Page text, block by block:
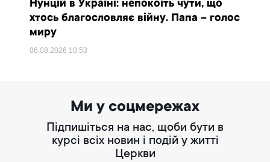
Нунцій в Україні: непокоїть чути, що
хтось благословляє війну. Папа – голос
миру
06.08.2026 10:53
Ми у соцмережах
Підпишіться на нас, щоби бути в
курсі всіх новин і подій у житті
Церкви